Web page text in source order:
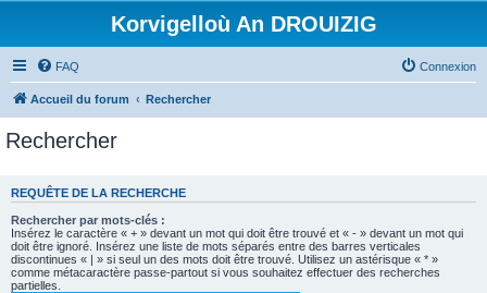
Korvigelloù An DROUIZIG
FAQ Connexion
Accueil du forum Rechercher
Rechercher
REQUÊTE DE LA RECHERCHE
Rechercher par mots-clés :
Insérez le caractère « + » devant un mot qui doit être trouvé et « - » devant un mot qui
doit être ignoré. Insérez une liste de mots séparés entre des barres verticales
discontinues « | » si seul un des mots doit être trouvé. Utilisez un astérisque « * »
comme métacaractère passe-partout si vous souhaitez effectuer des recherches
partielles.